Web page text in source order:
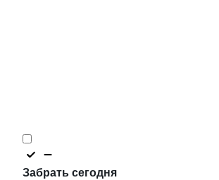
Забрать сегодня